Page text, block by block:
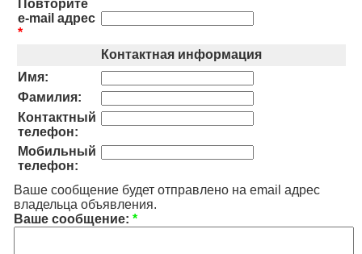
Повторите
e-mail адрес
*
Контактная информация
Имя:
Фамилия:
Контактный
телефон:
Мобильный
телефон:
Ваше сообщение будет отправлено на email адрес
владельца объявления.
Ваше сообщение: *